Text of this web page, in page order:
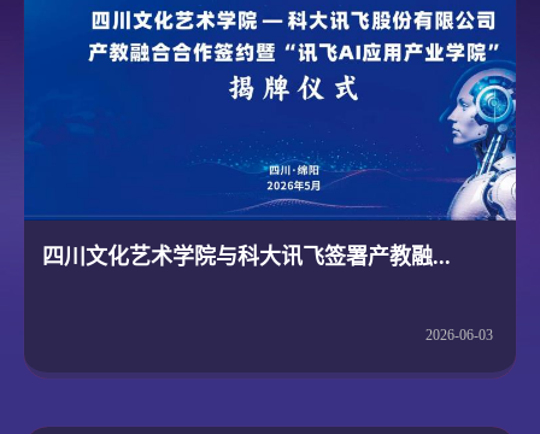
四川文化艺术学院与科大讯飞签署产教融...
2026-06-03